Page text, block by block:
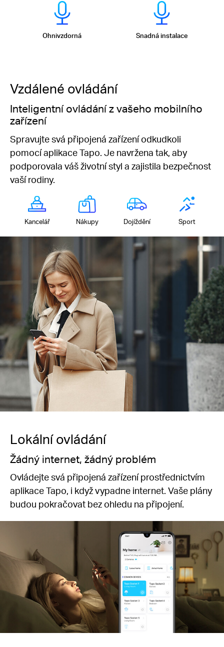
Ohnivzdorná Snadná instalace
Vzdálené ovládání
Inteligentní ovládání z vašeho mobilního
zařízení
Spravujte svá připojená zařízení odkudkoli
pomocí aplikace Tapo. Je navržena tak, aby
podporovala váš životní styl a zajistila bezpečnost
vaší rodiny.
Kancelář Nákupy Dojíždění Sport
Lokální ovládání
Žádný internet, žádný problém
Ovládejte svá připojená zařízení prostřednictvím
aplikace Tapo, i když vypadne internet. Vaše plány
budou pokračovat bez ohledu na připojení.